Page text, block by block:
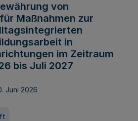
von
Maßnahmen zur
in
im Zeitraum
bis Juli 2027
Juni 2026